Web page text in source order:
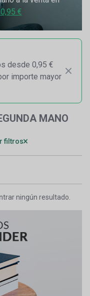
€
desde 0,95 €
importe mayor
MANO
filtros
ningún resultado.